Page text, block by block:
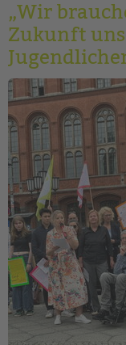
PRESSE
Magazin
KONTAKT
Impressum
Datenschutz
Hinweisgebersystem
Intranet
„Wir
Zukunft